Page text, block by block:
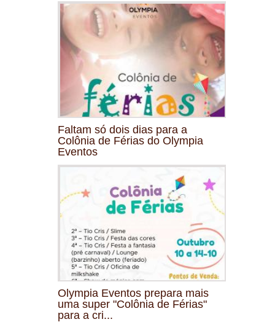
Faltam só dois dias para a
Colônia de Férias do Olympia
Eventos
Olympia Eventos prepara mais
uma super "Colônia de Férias"
para a cri...